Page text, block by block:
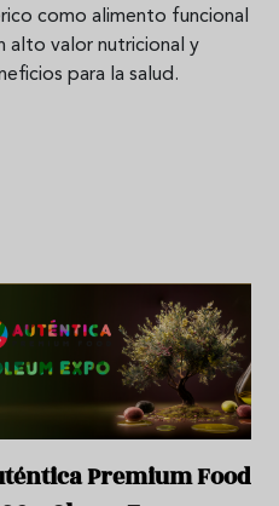
como alimento funcional
alto valor nutricional y
para la salud.
Premium Food